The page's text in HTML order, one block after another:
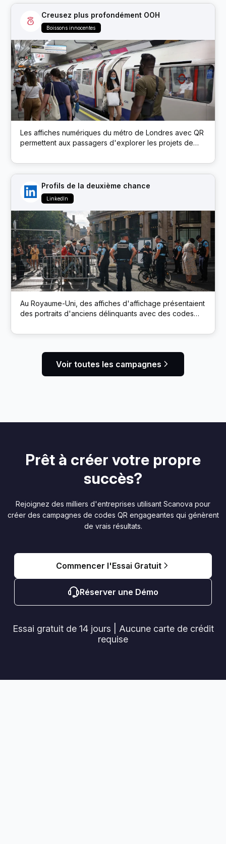
des prix comme des billets de match et de la bière.
Creusez plus profondément OOH
Boissons innocentes
Les affiches numériques du métro de Londres avec QR
permettent aux passagers d'explorer les projets de
Profils de la deuxième chance
LinkedIn
Au Royaume-Uni, des affiches d'affichage présentaient
des portraits d'anciens délinquants avec des codes
aux profils LinkedIn des candidats, encourageant ainsi
Voir toutes les campagnes
Prêt à créer votre propre
succès?
Rejoignez des milliers d'entreprises utilisant Scanova pour
créer des campagnes de codes QR engageantes qui génèrent
de vrais résultats.
Commencer l'Essai Gratuit
Réserver une Démo
Essai gratuit de 14 jours | Aucune carte de crédit
requise